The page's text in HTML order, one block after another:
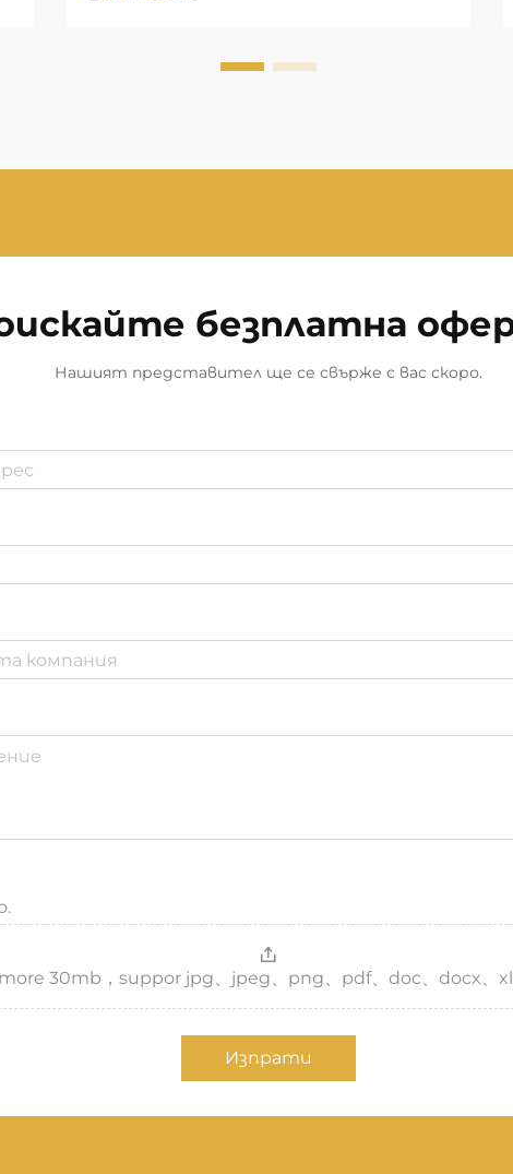
безплатна
Нашият представител ще се свърже с вас скоро.
30mb，suppor jpg、jpeg、png、pdf、doc、docx、
Изпрати